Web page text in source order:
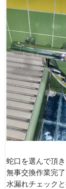
蛇口を選んで頂
無事交換作業完了
水漏れチェック